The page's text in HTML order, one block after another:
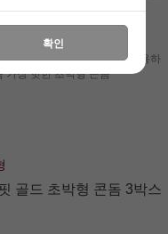
이 풍부하며 식물성 원료를 사용하
가장 핫한 초박형 콘돔
골드 초박형 콘돔 3박스
확인